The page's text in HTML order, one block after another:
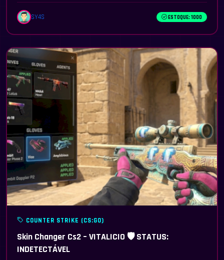
SY4S ESTOQUE: 1000
COUNTER STRIKE (CS:GO)
Skin Changer Cs2 – VITALICIO 🛡️ STATUS:
INDETECTÁVEL